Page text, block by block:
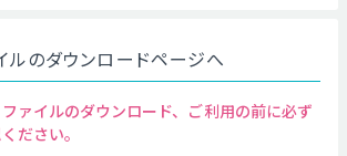
ルのダウンロードページへ
ァイルのダウンロード、ご利用の前に必ず
ださい。